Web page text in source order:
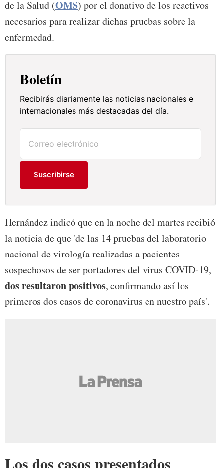
de la Salud (OMS) por el donativo de los reactivos
necesarios para realizar dichas pruebas sobre la
enfermedad.
Boletín
Recibirás diariamente las noticias nacionales e
internacionales más destacadas del día.
Suscribirse
Hernández indicó que en la noche del martes recibió
la noticia de que 'de las 14 pruebas del laboratorio
nacional de virología realizadas a pacientes
sospechosos de ser portadores del virus COVID-19,
dos resultaron positivos, confirmando así los
primeros dos casos de coronavirus en nuestro país'.
Los dos casos presentados